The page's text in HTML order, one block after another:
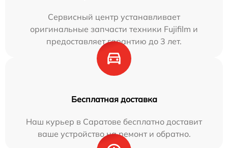
Сервисный центр устанавливает
оригинальные запчасти техники Fujifilm и
предоставляет гарантию до 3 лет.
Бесплатная доставка
Наш курьер в Саратове бесплатно доставит
ваше устройство на ремонт и обратно.